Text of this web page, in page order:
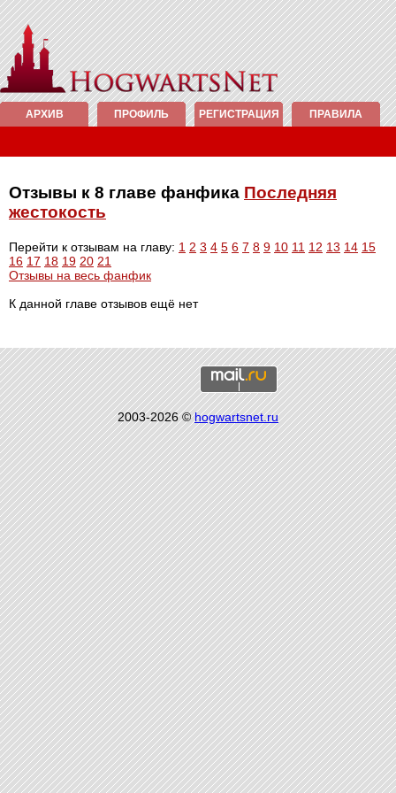
АРХИВ ПРОФИЛЬ РЕГИСТРАЦИЯ ПРАВИЛА
Отзывы к 8 главе фанфика Последняя
жестокость
Перейти к отзывам на главу: 1 2 3 4 5 6 7 8 9 10 11 12 13 14 15
16 17 18 19 20 21
Отзывы на весь фанфик
К данной главе отзывов ещё нет
2003-2026 ©hogwartsnet.ru